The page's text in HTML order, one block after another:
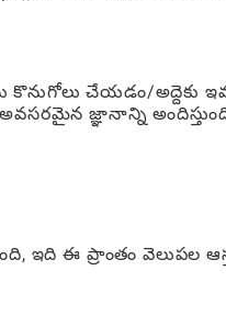
కొనుగోలు చేయడం/అద్దెకు
జ్ఞానాన్ని
ఇది ఈ ప్రాంతం వెలుపల